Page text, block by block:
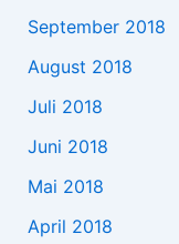
September 2018
August 2018
Juli 2018
Juni 2018
Mai 2018
April 2018